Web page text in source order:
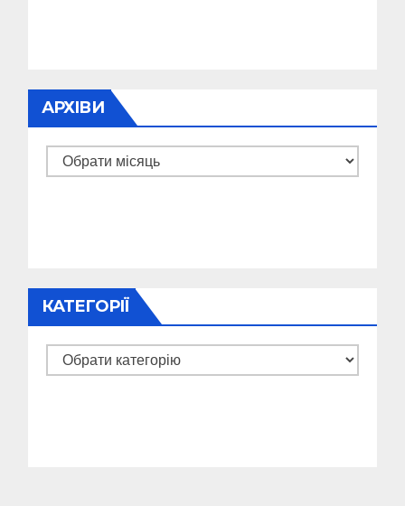
АРХІВИ
Архіви
КАТЕГОРІЇ
Категорії